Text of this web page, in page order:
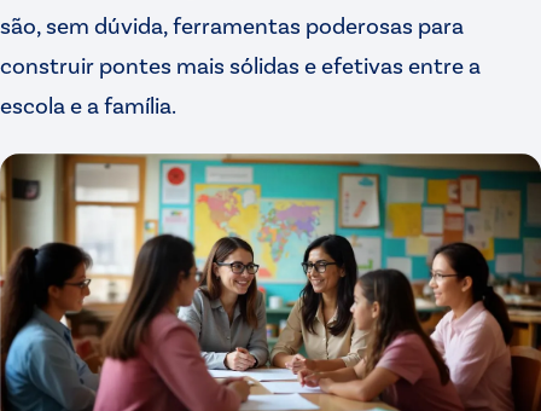
são, sem dúvida, ferramentas poderosas para
construir pontes mais sólidas e efetivas entre a
escola e a família.